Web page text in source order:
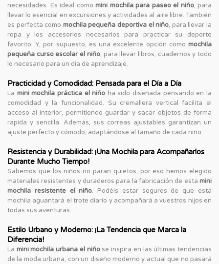
necesidades. Es ideal como mini mochila para paseo el niño, para
llevar lo esencial en excursiones y actividades al aire libre. También
es perfecta como mochila pequeña deportiva el niño, para llevar la
ropa y los accesorios necesarios para practicar su deporte
favorito. Y, por supuesto, es una excelente opción como mochila
pequeña curso escolar el niño, para llevar libros, cuadernos y todo
lo necesario para un día de aprendizaje.
Practicidad y Comodidad: Pensada para el Día a Día
La mini mochila práctica el niño ha sido diseñada pensando en la
comodidad y la funcionalidad. Su cremallera vertical facilita el
acceso al interior, permitiendo guardar y sacar objetos de forma
rápida y sencilla. Además, sus correas ajustables garantizan un
ajuste perfecto y cómodo, adaptándose al tamaño de cada niño.
Resistencia y Durabilidad: ¡Una Mochila para Acompañarlos
Durante Mucho Tiempo!
Sabemos que los niños no paran quietos, por eso hemos elegido
materiales resistentes y duraderos para la fabricación de esta mini
mochila resistente el niño. Podéis estar seguros de que esta
mochila aguantará el trote diario y acompañará a vuestros hijos en
todas sus aventuras.
Estilo Urbano y Moderno: ¡La Tendencia que Marca la
Diferencia!
La mini mochila urbana el niñose inspira en las últimas tendencias
de la moda urbana, con un diseño moderno y actual que no pasará